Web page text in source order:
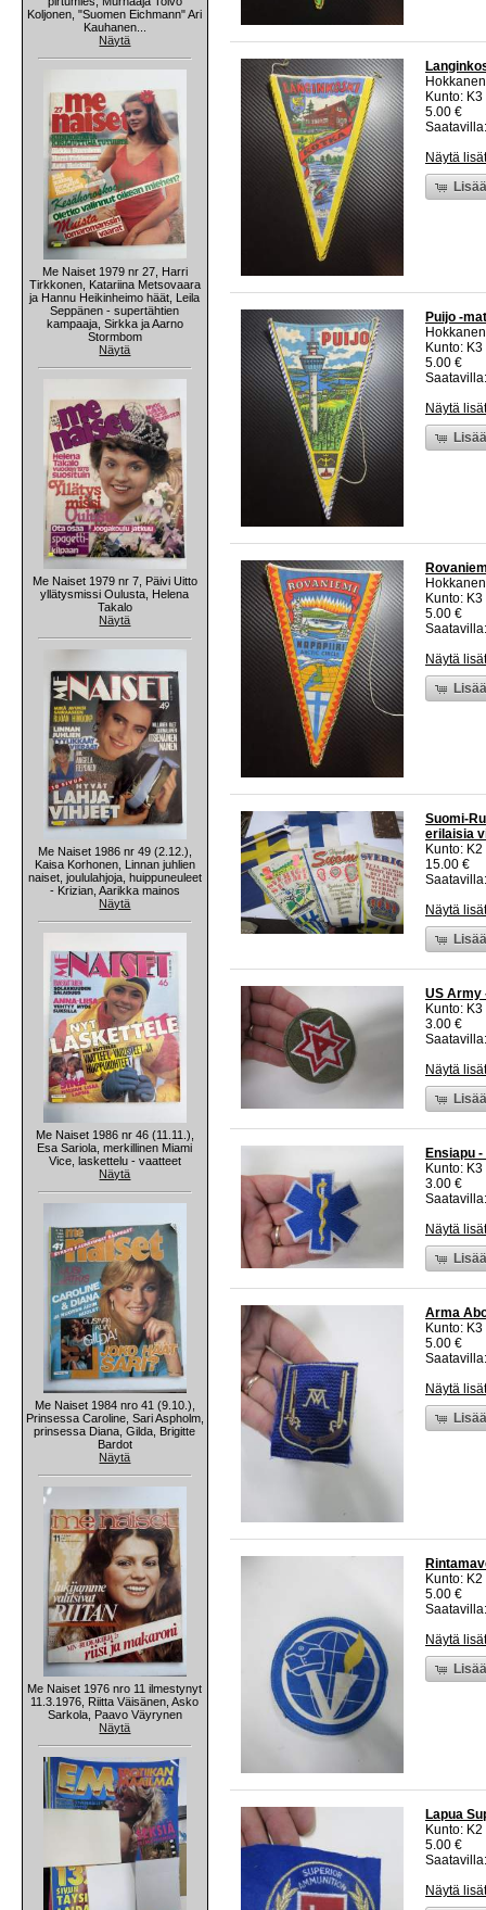
Koljonen, "Suomen Eichmann" Ari
Kauhanen...
Näytä
Me Naiset 1979 nr 27, Harri
Tirkkonen, Katariina Metsovaara
ja Hannu Heikinheimo häät, Leila
Seppänen - supertähtien
kampaaja, Sirkka ja Aarno
Stormbom
Näytä
Me Naiset 1979 nr 7, Päivi Uitto
yllätysmissi Oulusta, Helena
Takalo
Näytä
Me Naiset 1986 nr 49 (2.12.),
Kaisa Korhonen, Linnan juhlien
naiset, joululahjoja, huippuneuleet
- Krizian, Aarikka mainos
Näytä
Me Naiset 1986 nr 46 (11.11.),
Esa Sariola, merkillinen Miami
Vice, laskettelu - vaatteet
Näytä
Me Naiset 1984 nro 41 (9.10.),
Prinsessa Caroline, Sari Aspholm,
prinsessa Diana, Gilda, Brigitte
Bardot
Näytä
Me Naiset 1976 nro 11 ilmestynyt
11.3.1976, Riitta Väisänen, Asko
Sarkola, Paavo Väyrynen
Näytä
Kunto:
5.00 €
Näytä
Puijo -
Kunto:
5.00 €
Näytä
Kunto:
5.00 €
Näytä
Suomi-
erilaisia
Kunto:
15.00 €
Näytä
US Army
Kunto:
3.00 €
Näytä
Ensiapu
Kunto:
3.00 €
Näytä
Arma
Kunto:
5.00 €
Näytä
Kunto:
5.00 €
Näytä
Lapua
Kunto:
5.00 €
Näytä